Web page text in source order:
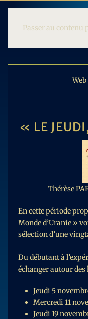
Passer au
« LE
Thérèse
En cette période
Monde d’Uranie »
sélection d’une
Du débutant à
échanger autour des
Jeudi 5
Mercredi 11
Jeudi 19